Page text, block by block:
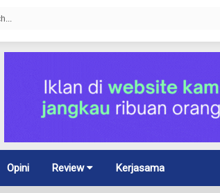
Opini Review Kerjasama